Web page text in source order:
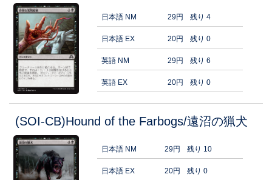
日本語 NM 29円 残り 4
日本語 EX 20円 残り 0
英語 NM 29円 残り 6
英語 EX 20円 残り 0
(SOI-CB)Hound of the Farbogs/遠沼の猟犬
日本語 NM 29円 残り 10
日本語 EX 20円 残り 0